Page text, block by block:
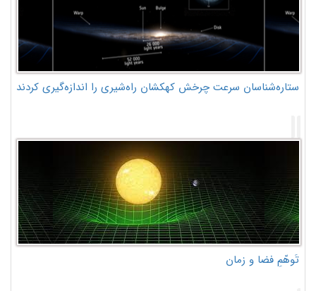
ستاره‌شناسان سرعت چرخش کهکشان راه‌شیری را اندازه‌گیری کردند
تَوهّمِ فضا و زمان